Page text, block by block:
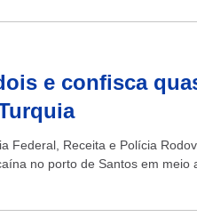
e confisca
Federal, Receita e Polícia
no porto de Santos em meio